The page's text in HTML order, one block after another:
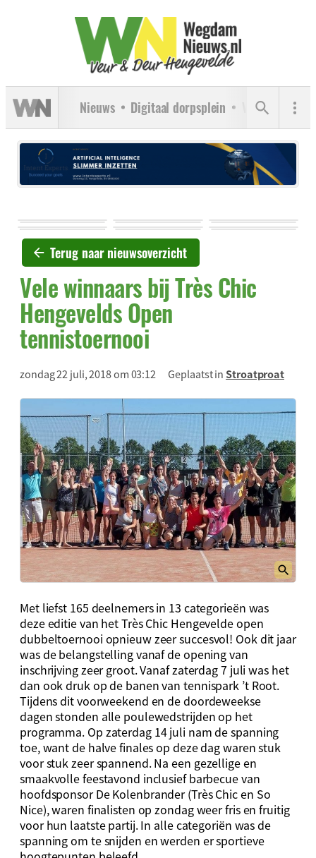
Nieuws Digitaal dorpsplein Verenigingen
Terug naar nieuwsoverzicht
Vele winnaars bij Très Chic
Hengevelds Open
tennistoernooi
zondag 22 juli, 2018 om 03:12 Geplaatst inStroatproat
Met liefst 165 deelnemers in 13 categorieën was
deze editie van het Très Chic Hengevelde open
dubbeltoernooi opnieuw zeer succesvol! Ook dit jaar
was de belangstelling vanaf de opening van
inschrijving zeer groot. Vanaf zaterdag 7 juli was het
dan ook druk op de banen van tennispark ’t Root.
Tijdens dit voorweekend en de doordeweekse
dagen stonden alle poulewedstrijden op het
programma. Op zaterdag 14 juli nam de spanning
toe, want de halve finales op deze dag waren stuk
voor stuk zeer spannend. Na een gezellige en
smaakvolle feestavond inclusief barbecue van
hoofdsponsor De Kolenbrander (Très Chic en So
Nice), waren finalisten op zondag weer fris en fruitig
voor hun laatste partij. In alle categoriën was de
spanning om te snijden en werden er sportieve